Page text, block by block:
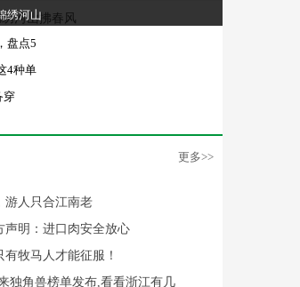
绣河山
盘点5
4种单
穿
更多>>
游人只合江南老
声明：进口肉安全放心
牧马人才能征服！
独角兽榜单发布,看看浙江有几